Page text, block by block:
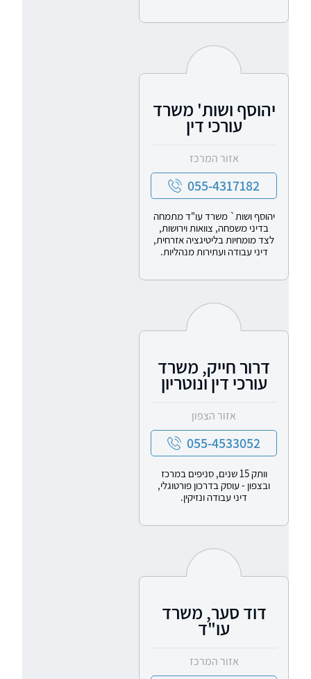
יהוסף ושות' משרד
עורכי דין
אזור המרכז
055-4317182
יהוסף ושות` משרד עו"ד מתמחה
בדיני משפחה, צוואות וירושות,
לצד מומחיות בליטיגציה אזרחית,
דיני עבודה ועתירות מנהליות.
דרור חייק, משרד
עורכי דין ונוטריון
אזור הצפון
055-4533052
וותק 15 שנים, סניפים במרכז
ובצפון - עוסק בדרכון פורטוגלי,
דיני עבודה ונזיקין.
דוד סער, משרד
עו"ד
אזור המרכז